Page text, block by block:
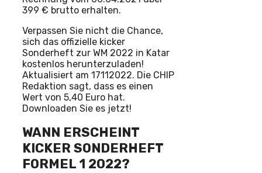
399 € brutto erhalten.
Verpassen Sie nicht die Chance,
sich das offizielle kicker
Sonderheft zur WM 2022 in Katar
kostenlos herunterzuladen!
Aktualisiert am 17112022. Die CHIP
Redaktion sagt, dass es einen
Wert von 5,40 Euro hat.
Downloaden Sie es jetzt!
WANN ERSCHEINT
KICKER SONDERHEFT
FORMEL 1 2022?